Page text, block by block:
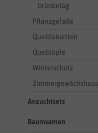
Grünbelag
Pflanzgefäße
Quelltabletten
Quelltöpfe
Winterschutz
Zimmergewächshaus
Anzuchtsets
Baumsamen